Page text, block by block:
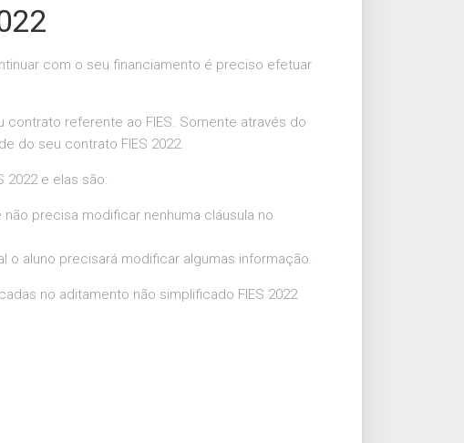
com o seu financiamento é preciso efetuar
referente ao FIES. Somente através do
do seu contrato FIES 2022.
2022 e elas são:
precisa modificar nenhuma cláusula no
o aluno precisará modificar algumas informação.
no aditamento não simplificado FIES 2022